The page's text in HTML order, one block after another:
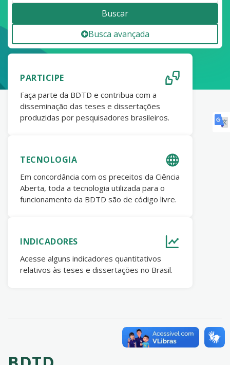
Buscar
Busca avançada
PARTICIPE
Faça parte da BDTD e contribua com a
disseminação das teses e dissertações
produzidas por pesquisadores brasileiros.
TECNOLOGIA
Em concordância com os preceitos da Ciência
Aberta, toda a tecnologia utilizada para o
funcionamento da BDTD são de código livre.
INDICADORES
Acesse alguns indicadores quantitativos
relativos às teses e dissertações no Brasil.